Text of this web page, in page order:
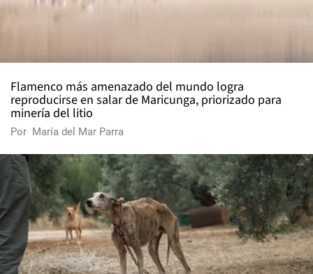
Flamenco más amenazado del mundo logra
reproducirse en salar de Maricunga, priorizado para
minería del litio
Por María del Mar Parra